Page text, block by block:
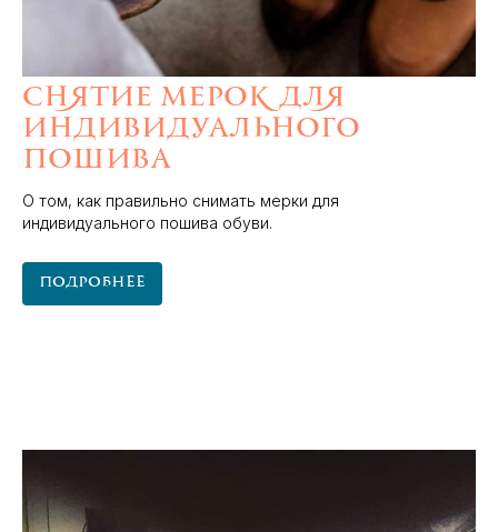
Снятие мерок для
индивидуального
пошива
О том, как правильно снимать мерки для
индивидуального пошива обуви.
Подробнее